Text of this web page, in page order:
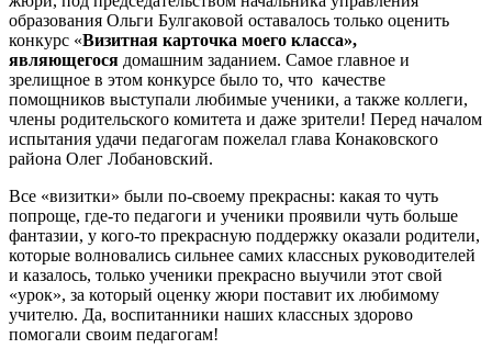
образования Ольги Булгаковой оставалось только оценить
конкурс «Визитная карточка моего класса»,
являющегося домашним заданием. Самое главное и
зрелищное в этом конкурсе было то, что качестве
помощников выступали любимые ученики, а также коллеги,
члены родительского комитета и даже зрители! Перед началом
испытания удачи педагогам пожелал глава Конаковского
района Олег Лобановский.
Все «визитки» были по-своему прекрасны: какая то чуть
попроще, где-то педагоги и ученики проявили чуть больше
фантазии, у кого-то прекрасную поддержку оказали родители,
которые волновались сильнее самих классных руководителей
и казалось, только ученики прекрасно выучили этот свой
«урок», за который оценку жюри поставит их любимому
учителю. Да, воспитанники наших классных здорово
помогали своим педагогам!